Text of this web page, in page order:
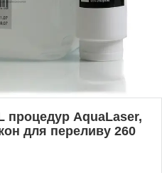
процедур AquaLaser,
для переливу 260